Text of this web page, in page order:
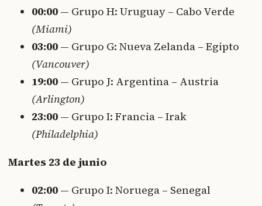
00:00 — Grupo H: Uruguay – Cabo Verde
(Miami)
03:00 — Grupo G: Nueva Zelanda – Egipto
(Vancouver)
19:00 — Grupo J: Argentina – Austria
(Arlington)
23:00 — Grupo I: Francia – Irak
(Philadelphia)
Martes 23 de junio
02:00 — Grupo I: Noruega – Senegal